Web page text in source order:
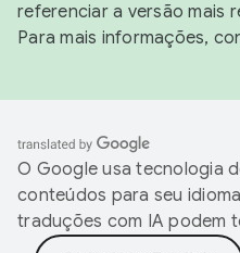
referenciar a versão mais
Para mais informações,
O Google usa tecnologia
conteúdos para seu
traduções com IA podem